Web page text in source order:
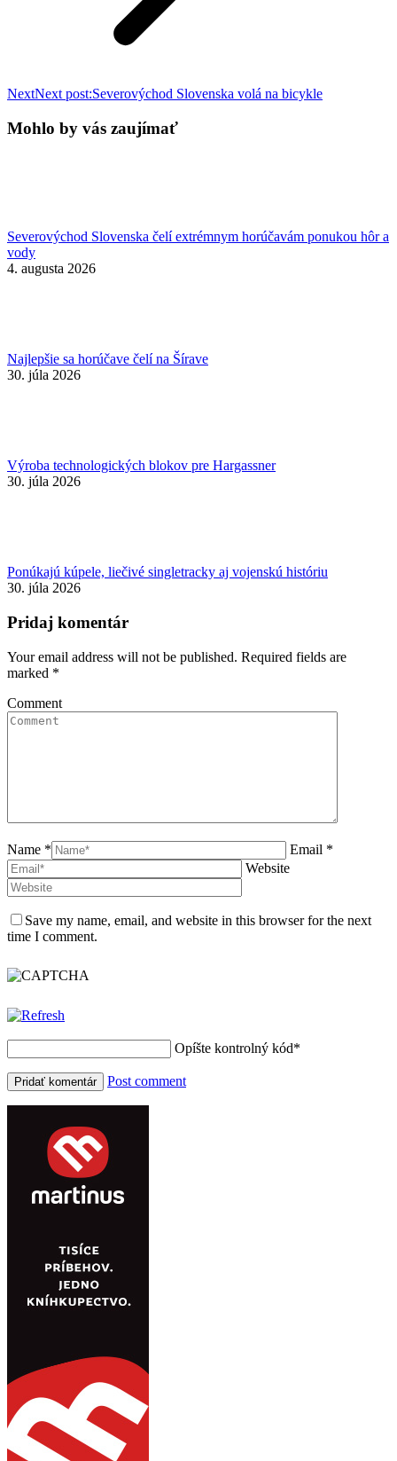
NextNext post:Severovýchod Slovenska volá na bicykle
Mohlo by vás zaujímať
Severovýchod Slovenska čelí extrémnym horúčavám ponukou hôr a
vody
4. augusta 2026
Najlepšie sa horúčave čelí na Šírave
30. júla 2026
Výroba technologických blokov pre Hargassner
30. júla 2026
Ponúkajú kúpele, liečivé singletracky aj vojenskú históriu
30. júla 2026
Pridaj komentár
Your email address will not be published. Required fields are
marked *
Comment
Name *
Email *
Website
Save my name, email, and website in this browser for the next
time I comment.
Opíšte kontrolný kód*
Post comment